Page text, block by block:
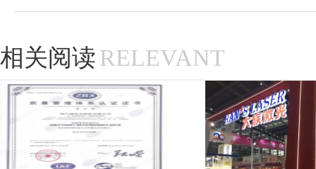
相关阅读RELEVANT